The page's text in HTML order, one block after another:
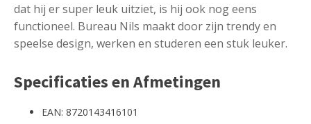
dat hij er super leuk uitziet, is hij ook nog eens
functioneel. Bureau Nils maakt door zijn trendy en
speelse design, werken en studeren een stuk leuker.
Specificaties en Afmetingen
EAN: 8720143416101